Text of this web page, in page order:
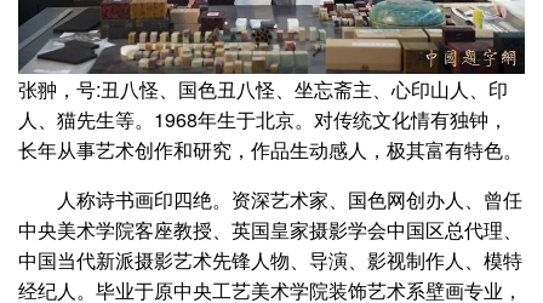
张翀，号:丑八怪、国色丑八怪、坐忘斋主、心印山人、印
人、猫先生等。1968年生于北京。对传统文化情有独钟，
长年从事艺术创作和研究，作品生动感人，极其富有特色。
人称诗书画印四绝。资深艺术家、国色网创办人、曾任
中央美术学院客座教授、英国皇家摄影学会中国区总代理、
中国当代新派摄影艺术先锋人物、导演、影视制作人、模特
经纪人。毕业于原中央工艺美术学院装饰艺术系壁画专业，